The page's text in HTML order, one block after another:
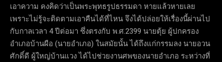
เอาความ คงคิดว่าเป็นพระพุทธรูปธรรมดา หายแล้วหายเลย
เพราะไม่รู้จะติดตามเอาคืนได้ที่ไหน จึงได้ปล่อยให้เรื่องนี้ผ่านไป
กับกาลเวลา 4 ปีต่อมา ซึ่งตรงกับ พ.ศ.2399 นายตุ้ย ผู้ปกครอง
อำเภอบ้านผือ (นายอำเภอ) ในสมัยนั้น ได้ถึงแก่กรรมลง นายอวน
ศักดิ์ดี ผู้ใหญ่บ้านแวง ได้ไปช่วยงานศพของนายอำเภอ ระหว่างที่